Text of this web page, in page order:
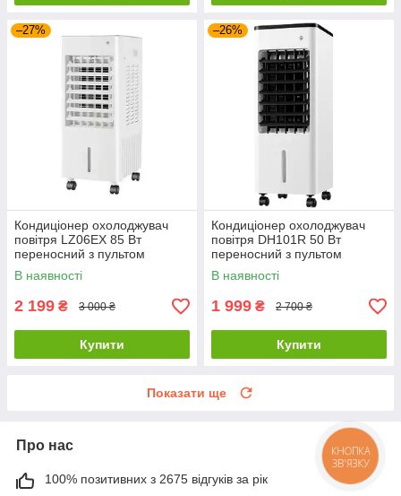
–27%
Кондиціонер охолоджувач
повітря LZ06EX 85 Вт
переносний з пультом
керування та двома
акумуляторами холоду
В наявності
2 199 ₴ 3 000 ₴
Купити
–26%
Кондиціонер охолоджувач
повітря DH101R 50 Вт
переносний з пультом
керування та 2
акумуляторами холоду
В наявності
1 999 ₴ 2 700 ₴
Купити
Показати ще
Про нас
100% позитивних з 2675 відгуків за рік
КНОПКА
ЗВ'ЯЗКУ